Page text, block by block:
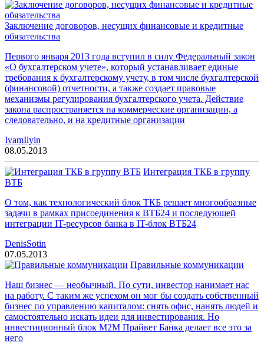
Заключение договоров, несущих финансовые и кредитные
обязательства
Первого января 2013 года вступил в силу Федеральный закон
«О бухгалтерском учете», который устанавливает единые
требования к бухгалтерскому учету, в том числе бухгалтерской
(финансовой) отчетности, а также создает правовые
механизмы регулирования бухгалтерского учета. Действие
закона распространяется на коммерческие организации, а
следовательно, и на кредитные организации
IvamIlyin
08.05.2013
Интеграция ТКБ в группу
ВТБ
О том, как технологический блок ТКБ решает многообразные
задачи в рамках присоединения к ВТБ24 и последующей
интеграции IT-ресурсов банка в IT-блок ВТБ24
DenisSotin
07.05.2013
Правильные коммуникации
Наш бизнес — необычный. По сути, инвестор нанимает нас
на работу. С таким же успехом он мог бы создать собственный
бизнес по управлению капиталом: снять офис, нанять людей и
самостоятельно искать идеи для инвестирования. Но
инвестиционный блок М2М Прайвет Банка делает все это за
него